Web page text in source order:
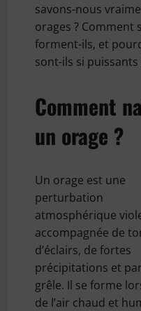
savons-nous
orages ? Comment
forment-ils, et
sont-ils si puissants
Comment
un orage ?
Un orage est une
perturbation
atmosphérique
accompagnée de
d’éclairs, de fortes
précipitations et
grêle. Il se forme
de l’air chaud et